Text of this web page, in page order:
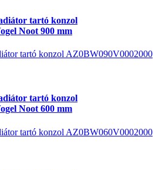
tartó konzol
Noot 900 mm
tartó konzol AZ0BW090V0002000
tartó konzol
Noot 600 mm
tartó konzol AZ0BW060V0002000